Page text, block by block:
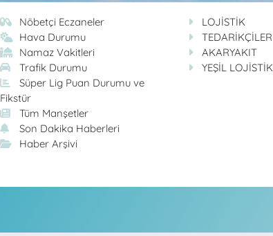
Nöbetçi Eczaneler
Hava Durumu
Namaz Vakitleri
Trafik Durumu
Süper Lig Puan Durumu ve
Fikstür
Tüm Manşetler
Son Dakika Haberleri
Haber Arşivi
LOJİSTİK
TEDARİKÇİLER
AKARYAKIT
YEŞİL LOJİSTİK